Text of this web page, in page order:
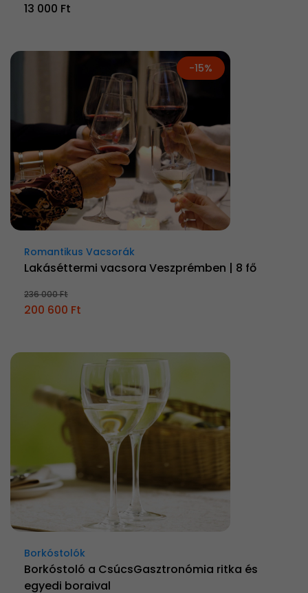
13 000 Ft
-15%
Romantikus Vacsorák
Lakáséttermi vacsora Veszprémben | 8 fő
236 000 Ft
200 600 Ft
Borkóstolók
Borkóstoló a CsúcsGasztronómia ritka és
egyedi boraival